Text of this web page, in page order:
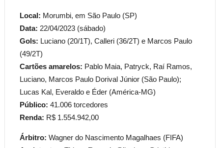
Local: Morumbi, em São Paulo (SP)
Data: 22/04/2023 (sábado)
Gols: Luciano (20/1T), Calleri (36/2T) e Marcos Paulo
(49/2T)
Cartões amarelos: Pablo Maia, Patryck, Raí Ramos,
Luciano, Marcos Paulo Dorival Júnior (São Paulo);
Lucas Kal, Everaldo e Éder (América-MG)
Público: 41.006 torcedores
Renda: R$ 1.554.942,00
Árbitro: Wagner do Nascimento Magalhaes (FIFA)